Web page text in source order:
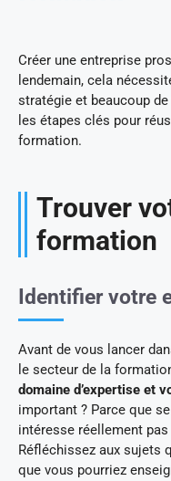
Créer une entreprise
lendemain, cela
stratégie et beaucoup
les étapes clés pour
formation.
Trouver
formation
Identifier votre
Avant de vous lancer
le secteur de la
domaine d’expertise et
important ? Parce que
intéresse réellement
Réfléchissez aux sujets
que vous pourriez